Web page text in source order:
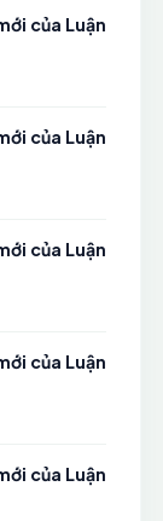
của Luận
của Luận
của Luận
của Luận
của Luận